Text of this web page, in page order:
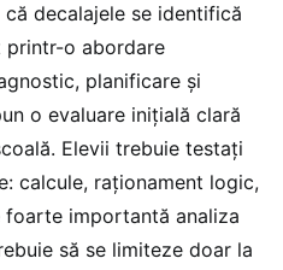
că decalajele se identifică
printr-o abordare
planificare și
o evaluare inițială clară
Elevii trebuie testați
calcule, raționament logic,
foarte importantă analiza
să se limiteze doar la